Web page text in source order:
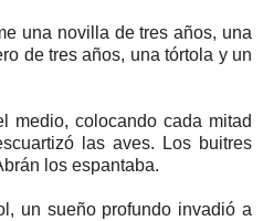
una novilla de tres años, una
de tres años, una tórtola y un
medio, colocando cada mitad
las aves. Los buitres
los espantaba.
un sueño profundo invadió a